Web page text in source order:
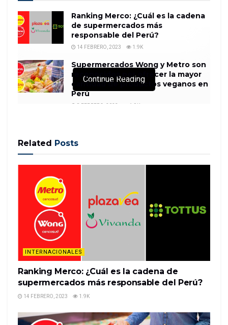
Ranking Merco: ¿Cuál es la cadena
de supermercados más
responsable del Perú?
14 FEBRERO, 2023 1.9K
Supermercados Wong y Metro son
reconocidos por ofrecer la mayor
cantidad de productos veganos en
Perú
8 FEBRERO, 2023 1.9K
personas que sufrieron lesiones en la explosión de
un ducto de Petróleos Mexicanos; hecho que
ocurrió hace un año y que dejó más de 137 muertos
y decenas de lesiones.
Noe…
READ MORE
Continue Reading
Related Posts
INTERNACIONALES
Ranking Merco: ¿Cuál es la cadena de
supermercados más responsable del Perú?
14 FEBRERO, 2023 1.9K